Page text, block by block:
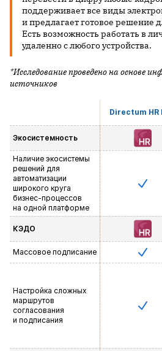
поддерживает все виды
и предлагает готовое решение
Есть возможность работать в
удаленно с любого устройства.
*Исследование проведено на основе
источников
Directum HR
Экосистемность
Наличие экосистемы
решений для
автоматизации
широкого круга
бизнес-процессов
на одной платформе
КЭДО
Массовое подписание
Настройка сложных
маршрутов
согласования
и подписания